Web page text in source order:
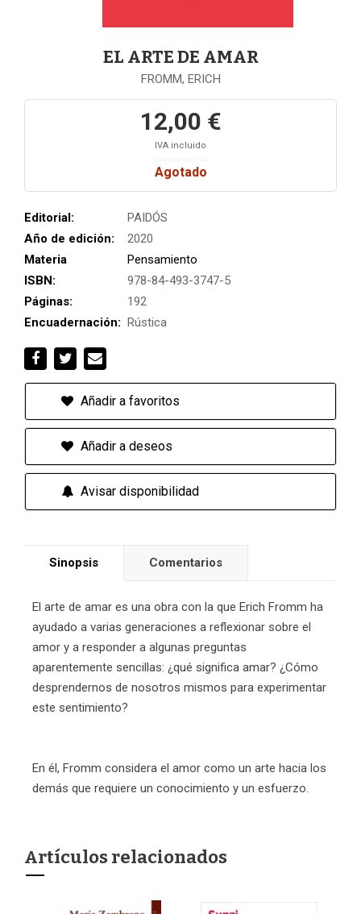
EL ARTE DE AMAR
FROMM, ERICH
12,00 €
IVA incluido
Agotado
Editorial:
PAIDÓS
Año de edición:
2020
Materia
Pensamiento
ISBN:
978-84-493-3747-5
Páginas:
192
Encuadernación: Rústica
Añadir a favoritos
Añadir a deseos
Avisar disponibilidad
Sinopsis Comentarios
El arte de amar es una obra con la que Erich Fromm ha
ayudado a varias generaciones a reflexionar sobre el
amor y a responder a algunas preguntas
aparentemente sencillas: ¿qué significa amar? ¿Cómo
desprendernos de nosotros mismos para experimentar
este sentimiento?
En él, Fromm considera el amor como un arte hacia los
demás que requiere un conocimiento y un esfuerzo.
Artículos relacionados